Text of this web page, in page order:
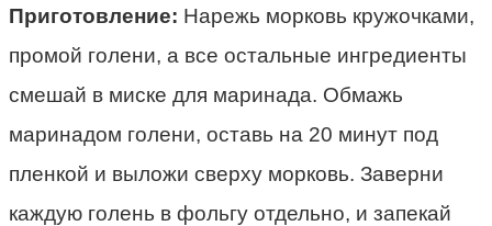
Приготовление: Нарежь морковь кружочками,
промой голени, а все остальные ингредиенты
смешай в миске для маринада. Обмажь
маринадом голени, оставь на 20 минут под
пленкой и выложи сверху морковь. Заверни
каждую голень в фольгу отдельно, и запекай